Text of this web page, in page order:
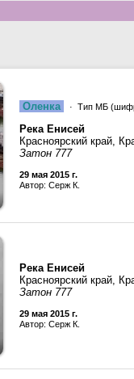
Оленка · Тип МБ
Река Енисей
Красноярский край,
Затон 777
29 мая 2015 г.
Автор: Серж К.
Река Енисей
Красноярский край,
Затон 777
29 мая 2015 г.
Автор: Серж К.